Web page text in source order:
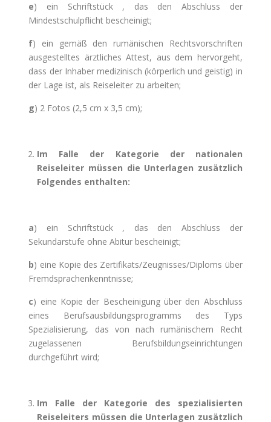
e) ein Schriftstück , das den Abschluss der
Mindestschulpflicht bescheinigt;
f) ein gemäß den rumänischen Rechtsvorschriften
ausgestelltes ärztliches Attest, aus dem hervorgeht,
dass der Inhaber medizinisch (körperlich und geistig) in
der Lage ist, als Reiseleiter zu arbeiten;
g) 2 Fotos (2,5 cm x 3,5 cm);
Im Falle der Kategorie der nationalen
Reiseleiter müssen die Unterlagen zusätzlich
Folgendes enthalten:
a) ein Schriftstück , das den Abschluss der
Sekundarstufe ohne Abitur bescheinigt;
b) eine Kopie des Zertifikats/Zeugnisses/Diploms über
Fremdsprachenkenntnisse;
c) eine Kopie der Bescheinigung über den Abschluss
eines Berufsausbildungsprogramms des Typs
Spezialisierung, das von nach rumänischem Recht
zugelassenen Berufsbildungseinrichtungen
durchgeführt wird;
Im Falle der Kategorie des spezialisierten
Reiseleiters müssen die Unterlagen zusätzlich